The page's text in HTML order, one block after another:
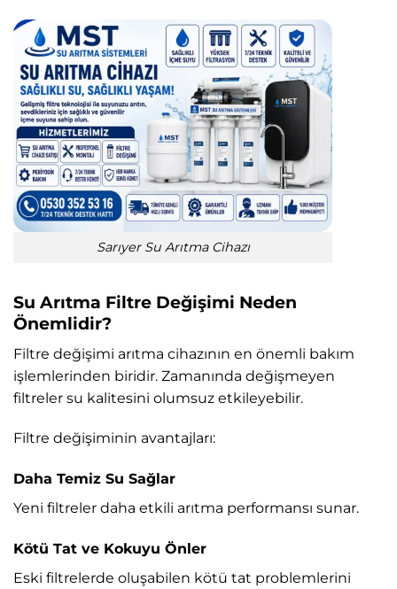
Sarıyer Su Arıtma Cihazı
Su Arıtma Filtre Değişimi Neden
Önemlidir?
Filtre değişimi arıtma cihazının en önemli bakım
işlemlerinden biridir. Zamanında değişmeyen
filtreler su kalitesini olumsuz etkileyebilir.
Filtre değişiminin avantajları:
Daha Temiz Su Sağlar
Yeni filtreler daha etkili arıtma performansı sunar.
Kötü Tat ve Kokuyu Önler
Eski filtrelerde oluşabilen kötü tat problemlerini